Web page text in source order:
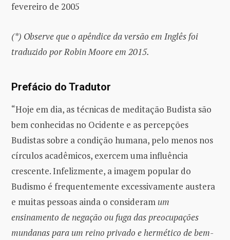
fevereiro de 2005
(*) Observe que o apêndice da versão em Inglês foi
traduzido por Robin Moore em 2015.
Prefácio do Tradutor
“Hoje em dia, as técnicas de meditação Budista são
bem conhecidas no Ocidente e as percepções
Budistas sobre a condição humana, pelo menos nos
círculos acadêmicos, exercem uma influência
crescente. Infelizmente, a imagem popular do
Budismo é frequentemente excessivamente austera
e muitas pessoas ainda o consideram um
ensinamento de negação ou fuga das preocupações
mundanas para um reino privado e hermético de bem-